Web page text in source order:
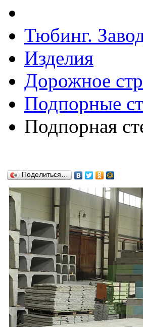
Тюбинг.
Изделия
Дорожное
Подпорные
Подпорная
Поделиться…